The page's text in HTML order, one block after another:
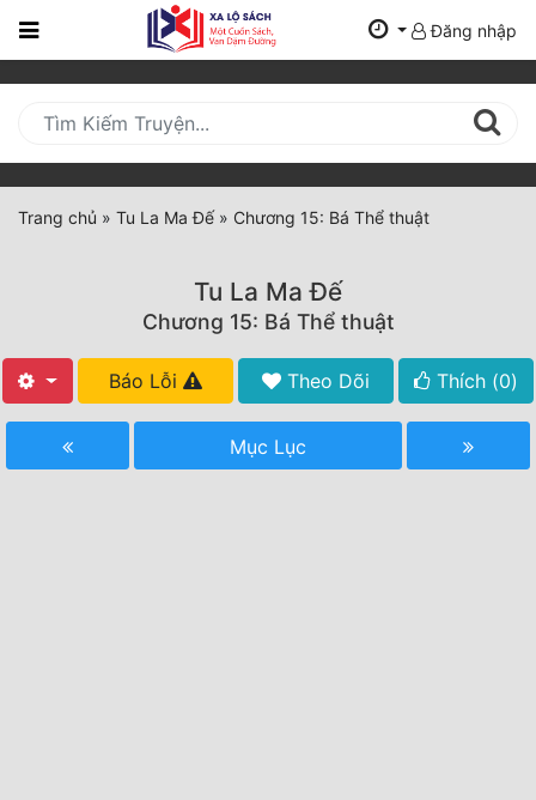
Trang
Mới
Cập
Nhật
(current)
Tất Cả
Đăng nhập
Trang chủ » Tu La Ma Đế » Chương 15: Bá Thể thuật
Tu La Ma Đế
Chương 15: Bá Thể thuật
Báo Lỗi Theo Dõi Thích (0)
Mục Lục